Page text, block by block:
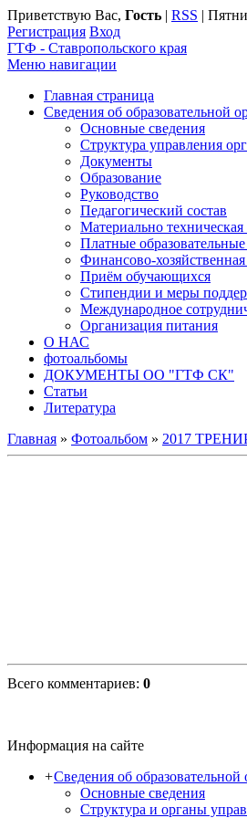
Приветствую Вас, Гость | RSS |
Регистрация Вход
ГТФ - Ставропольского края
Меню навигации
Главная страница
Сведения об образовательной
Основные сведения
Структура управления
Документы
Образование
Руководство
Педагогический состав
Материально техническая
Платные образовательные
Финансово-хозяйственная
Приём обучающихся
Стипендии и меры
Международное
Организация питания
О НАС
фотоальбомы
ДОКУМЕНТЫ ОО "ГТФ СК"
Статьи
Литература
Главная » Фотоальбом » 2017
Всего комментариев: 0
Информация на сайте
+Сведения об образовательной
Основные сведения
Структура и органы